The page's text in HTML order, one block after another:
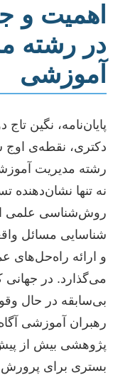
اهمیت و
در رشته
آموزشی
پایان‌نامه، نگین
دکتری، نقطه‌ی
رشته مدیریت
نه تنها نشان‌دهنده
روش‌شناسی علمی
شناسایی مسائل
و ارائه راه‌حل‌های
می‌گذارد. در
بی‌سابقه در حال
رهبران آموزشی
پژوهشی بیش از
بستری برای